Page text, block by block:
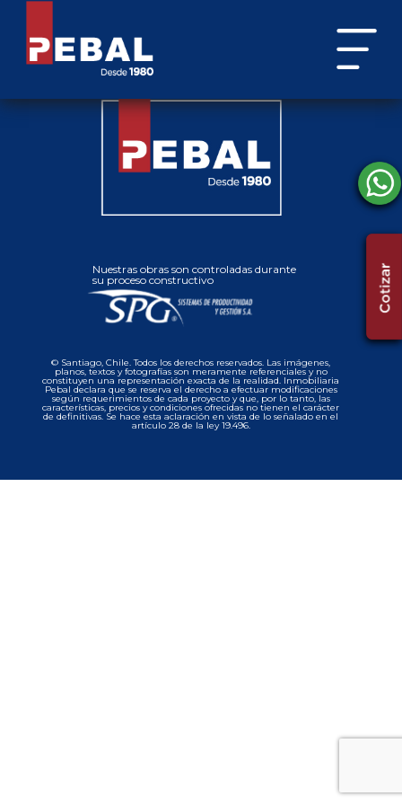
Nuestras obras son controladas durante
su proceso constructivo
© Santiago, Chile. Todos los derechos reservados. Las imágenes,
planos, textos y fotografías son meramente referenciales y no
constituyen una representación exacta de la realidad. Inmobiliaria
Pebal declara que se reserva el derecho a efectuar modificaciones
según requerimientos de cada proyecto y que, por lo tanto, las
características, precios y condiciones ofrecidas no tienen el carácter
de definitivas. Se hace esta aclaración en vista de lo señalado en el
artículo 28 de la ley 19.496.